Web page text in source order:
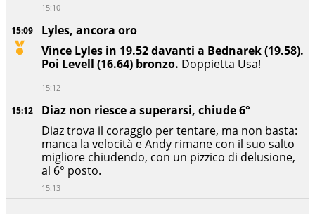
15:12
Diaz non riesce a superarsi, chiude 6°
Diaz trova il coraggio per tentare, ma non basta:
manca la velocità e Andy rimane con il suo salto
migliore chiudendo, con un pizzico di delusione,
al 6° posto.
15:13
15:09
Lyles, ancora oro
Vince Lyles in 19.52 davanti a Bednarek (19.58).
Poi Levell (16.64) bronzo. Doppietta Usa!
15:12
15:10